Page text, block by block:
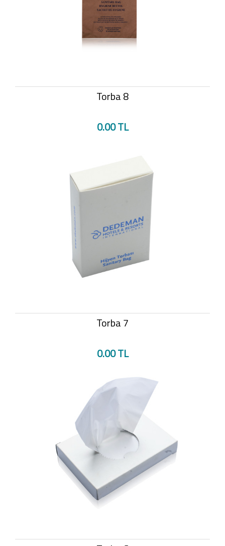
Torba 8
0.00 TL
Torba 7
0.00 TL